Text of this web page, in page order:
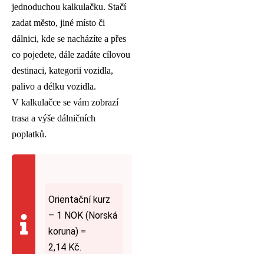
jednoduchou kalkulačku. Stačí
zadat město, jiné místo či
dálnici, kde se nacházíte a přes
co pojedete, dále zadáte cílovou
destinaci, kategorii vozidla,
palivo a délku vozidla.
V kalkulačce se vám zobrazí
trasa a výše dálničních
poplatků.
Orientační kurz
– 1 NOK (Norská
koruna) =
2,14 Kč.